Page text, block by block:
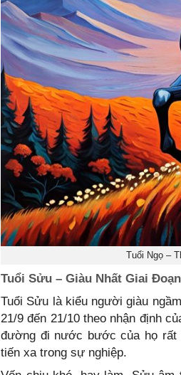
Tuổi Ngọ –
Tuổi Sửu – Giàu Nhất Giai
Tuổi Sửu là kiểu người giàu
21/9 đến 21/10 theo nhận định
đường đi nước bước của họ rất
tiến xa trong sự nghiệp.